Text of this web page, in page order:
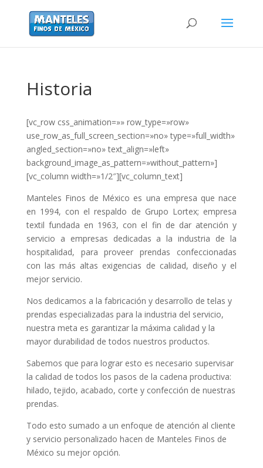
Historia
[vc_row css_animation=»» row_type=»row»
use_row_as_full_screen_section=»no» type=»full_width»
angled_section=»no» text_align=»left»
background_image_as_pattern=»without_pattern»]
[vc_column width=»1/2″][vc_column_text]
Manteles Finos de México es una empresa que nace
en 1994, con el respaldo de Grupo Lortex; empresa
textil fundada en 1963, con el fin de dar atención y
servicio a empresas dedicadas a la industria de la
hospitalidad, para proveer prendas confeccionadas
con las más altas exigencias de calidad, diseño y el
mejor servicio.
Nos dedicamos a la fabricación y desarrollo de telas y
prendas especializadas para la industria del servicio,
nuestra meta es garantizar la máxima calidad y la
mayor durabilidad de todos nuestros productos.
Sabemos que para lograr esto es necesario supervisar
la calidad de todos los pasos de la cadena productiva:
hilado, tejido, acabado, corte y confección de nuestras
prendas.
Todo esto sumado a un enfoque de atención al cliente
y servicio personalizado hacen de Manteles Finos de
México su mejor opción.